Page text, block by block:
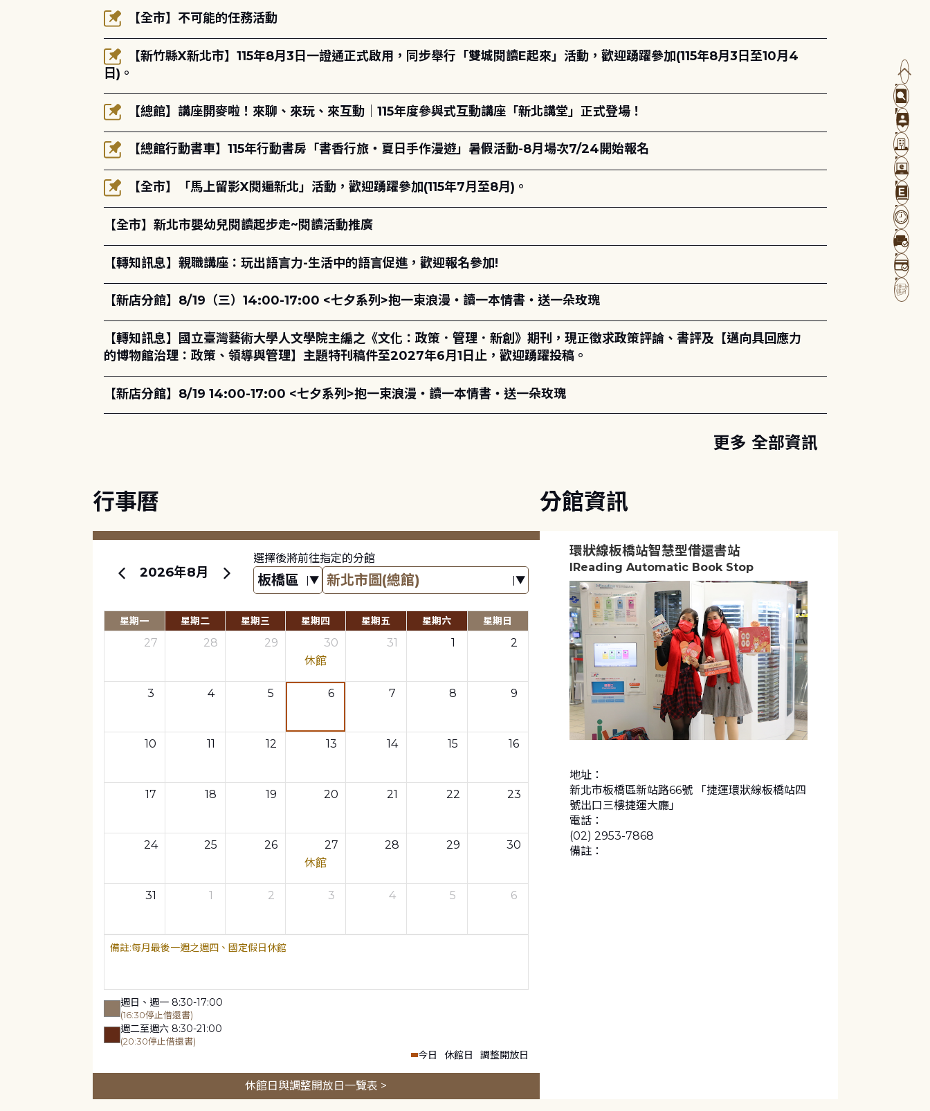
【全市】不可能的任務活動
【新竹縣X新北市】115年8月3日一證通正式啟用，同步舉行「雙城閱讀E起來」活動，歡迎踴躍參加(115年8月3日至10月4
日)。
【總館】講座開麥啦！來聊、來玩、來互動｜115年度參與式互動講座「新北講堂」正式登場！
【總館行動書車】115年行動書房「書香行旅・夏日手作漫遊」暑假活動-8月場次7/24開始報名
【全市】「馬上留影X閱遍新北」活動，歡迎踴躍參加(115年7月至8月)。
【全市】新北市嬰幼兒閱讀起步走~閱讀活動推廣
【轉知訊息】親職講座：玩出語言力-生活中的語言促進，歡迎報名參加!
【新店分館】8/19（三）14:00-17:00 <七夕系列>抱一束浪漫・讀一本情書・送一朵玫瑰
【轉知訊息】國立臺灣藝術大學人文學院主編之《文化：政策．管理．新創》期刊，現正徵求政策評論、書評及【邁向具回應力
的博物館治理：政策、領導與管理】主題特刊稿件至2027年6月1日止，歡迎踴躍投稿。
【新店分館】8/19 14:00-17:00 <七夕系列>抱一束浪漫・讀一本情書・送一朵玫瑰
更多 全部資訊
行事曆
2026年8月
選擇後將前往指定的分館
星期一 星期二 星期三 星期四 星期五 星期六 星期日
27 28 29
30
休館
31 1 2
3 4 5 6 7 8 9
10 11 12 13 14 15 16
17 18 19 20 21 22 23
24 25 26
27
休館
28 29 30
31 1 2 3 4 5 6
每月最後一週之週四、國定假日休館
週日、週一 8:30-17:00
(16:30停止借還書)
週二至週六 8:30-21:00
(20:30停止借還書)
今日 休館日 調整開放日
休館日與調整開放日一覽表 >
分館資訊
環狀線板橋站智慧型借還書站
IReading Automatic Book Stop
地址：
新北市板橋區新站路66號 「捷運環狀線板橋站四
號出口三樓捷運大廳」
電話：
(02) 2953-7868
備註：